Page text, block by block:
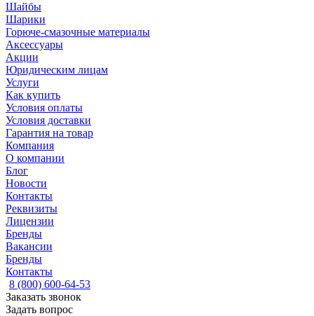
Шайбы
Шарики
Горюче-смазочные материалы
Аксессуары
Акции
Юридическим лицам
Услуги
Как купить
Условия оплаты
Условия доставки
Гарантия на товар
Компания
О компании
Блог
Новости
Контакты
Реквизиты
Лицензии
Бренды
Вакансии
Бренды
Контакты
8 (800) 600-64-53
Заказать звонок
Задать вопрос